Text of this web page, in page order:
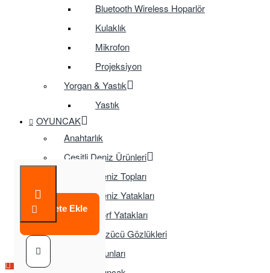
Bluetooth Wireless Hoparlör
Kulaklık
Mikrofon
Projeksiyon
Yorgan & Yastık
Yastık
OYUNCAK
Anahtarlık
Çeşitli Deniz Ürünleri
Deniz Topları
Deniz Yatakları
Sörf Yatakları
Yüzücü Gözlükleri
Çocuk Oyunları
Sepete Ekle
Çok Satılan Ürün